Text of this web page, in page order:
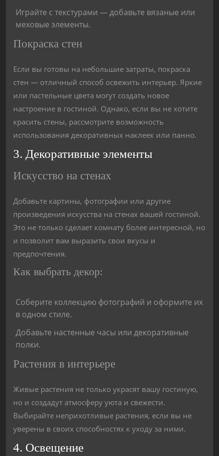
Играйте с текстурами — добавьте вязаные или
меховые элементы.
Покраска стен
Если вы готовы на небольшие затраты, покраска
стен — отличный способ освежить интерьер. Яркие
или пастельные цвета могут создать новое
настроение в гостиной. Однако, если вы не хотите
красить стены, рассмотрите возможность
использования декоративных наклеек или панно.
3. Декоративные элементы
Искусство на стенах
Добавьте картины, фотографии или другие
произведения искусства на стенах вашей гостиной.
Это не только сделает комнату более интересной, но
и позволит вам выразить свои вкусы и
предпочтения.
Как выбрать декор:
Соберите коллекцию фотографий и оформите их
в одном стиле.
Добавьте настенные часы или декоративные
полки.
Растения в интерьере
Живые растения не только украсят вашу гостиную,
но и создадут атмосферу уюта и свежести.
Выбирайте неприхотливые растения, если вы не
уверены в своих способностях к уходу за ними.
4. Освещение